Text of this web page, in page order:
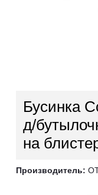
Бусинка
д/
на
Производитель: